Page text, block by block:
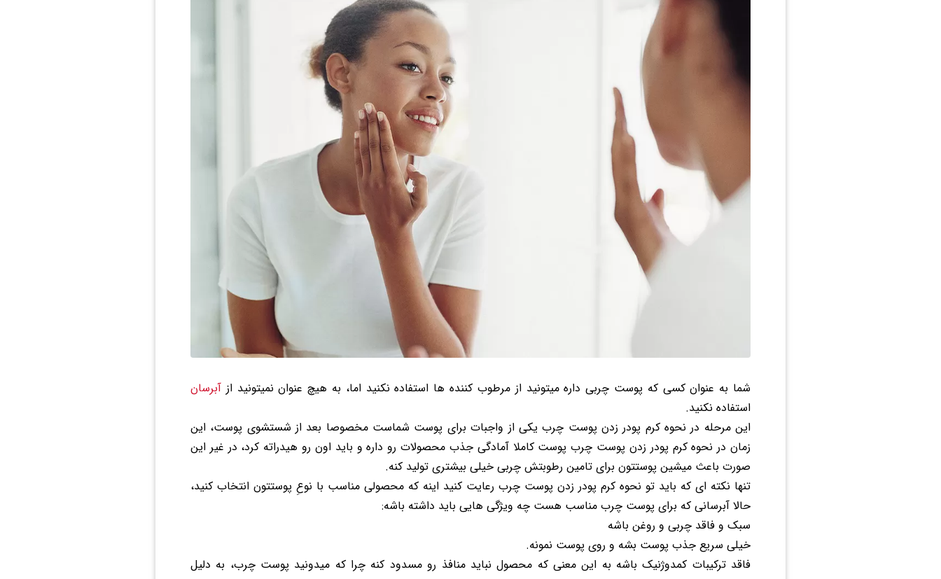
شما به عنوان کسی که پوست چربی داره میتونید از مرطوب کننده ها استفاده نکنید اما، به هیچ عنوان نمیتونید از آبرسان
استفاده نکنید.
این مرحله در نحوه کرم پودر زدن پوست چرب یکی از واجبات برای پوست شماست مخصوصا بعد از شستشوی پوست، این
زمان در نحوه کرم پودر زدن پوست چرب پوست کاملا آمادگی جذب محصولات رو داره و باید اون رو هیدراته کرد، در غیر این
صورت باعث میشین پوستتون برای تامین رطوبتش چربی خیلی بیشتری تولید کنه.
تنها نکته ای که باید تو نحوه کرم پودر زدن پوست چرب رعایت کنید اینه که محصولی مناسب با نوعِ پوستتون انتخاب کنید،
حالا آبرسانی که برای پوست چرب مناسب هست چه ویژگی هایی باید داشته باشه:
سبک و فاقد چربی و روغن باشه
خیلی سریع جذب پوست بشه و روی پوست نمونه.
فاقد ترکیبات کمدوژنیک باشه به این معنی که محصول نباید منافذ رو مسدود کنه چرا که میدونید پوست چرب، به دلیل